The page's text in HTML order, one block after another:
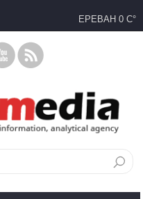
ЕРЕВАН 0 C°